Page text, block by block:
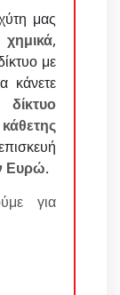
μας
χημικά,
με
κάνετε
δίκτυο
κάθετης
Ευρώ.
για